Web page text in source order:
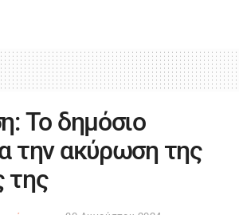
Το δημόσιο
την ακύρωση της
της